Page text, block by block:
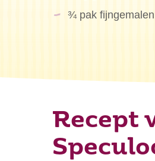
¾ pak
Recept